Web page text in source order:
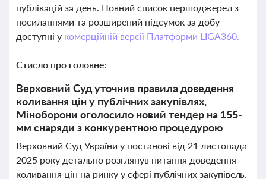
публікацій за день. Повний список першоджерел з
посиланнями та розширений підсумок за добу
доступні у комерційній версії Платформи LIGA360.
Стисло про головне:
Верховний Суд уточнив правила доведення
коливання цін у публічних закупівлях,
Міноборони оголосило новий тендер на 155-
мм снаряди з конкурентною процедурою
Верховний Суд України у постанові від 21 листопада
2025 року детально розглянув питання доведення
коливання цін на ринку у сфері публічних закупівель.